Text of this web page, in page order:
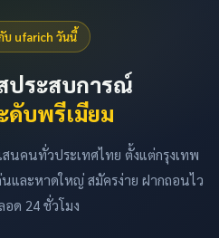
บ ufarich วันนี้
ประสบการณ์
ดับพรีเมียม
นคนทั่วประเทศไทย ตั้งแต่กรุงเทพ
และหาดใหญ่ สมัครง่าย ฝากถอนไว
อด 24 ชั่วโมง